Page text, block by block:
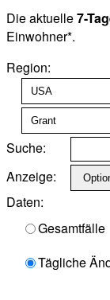
Die aktuelle7-
Einwohner*.
Region:
Suche:
Anzeige:
Daten:
Gesamtfälle
Tägliche